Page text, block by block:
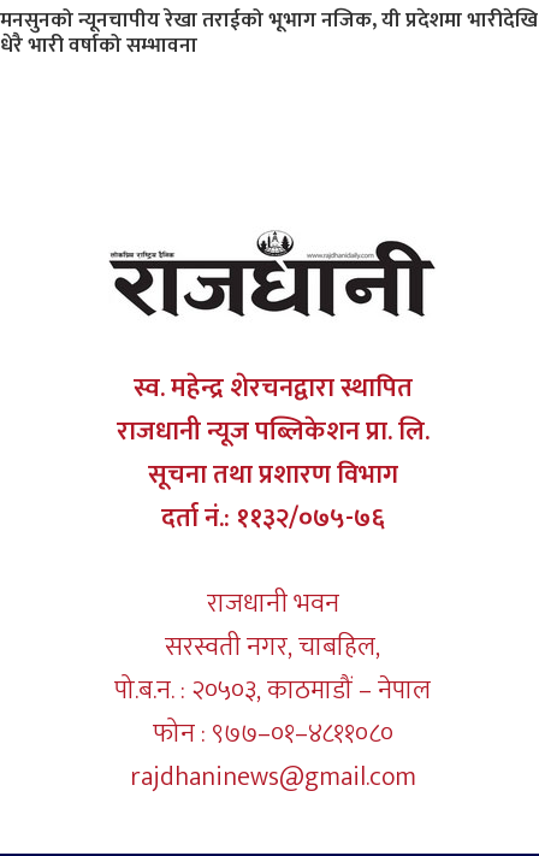
मनसुनको न्यूनचापीय रेखा तराईको भूभाग नजिक, यी प्रदेशमा भारीदेखि
धेरै भारी वर्षाको सम्भावना
स्व. महेन्द्र शेरचनद्वारा स्थापित
राजधानी न्यूज पब्लिकेशन प्रा. लि.
सूचना तथा प्रशारण विभाग
दर्ता नं.: ११३२/०७५-७६
राजधानी भवन
सरस्वती नगर, चाबहिल,
पो.ब.न. : २०५०३, काठमाडौं – नेपाल
फोन : ९७७–०१–४८११०८०
rajdhaninews@gmail.com